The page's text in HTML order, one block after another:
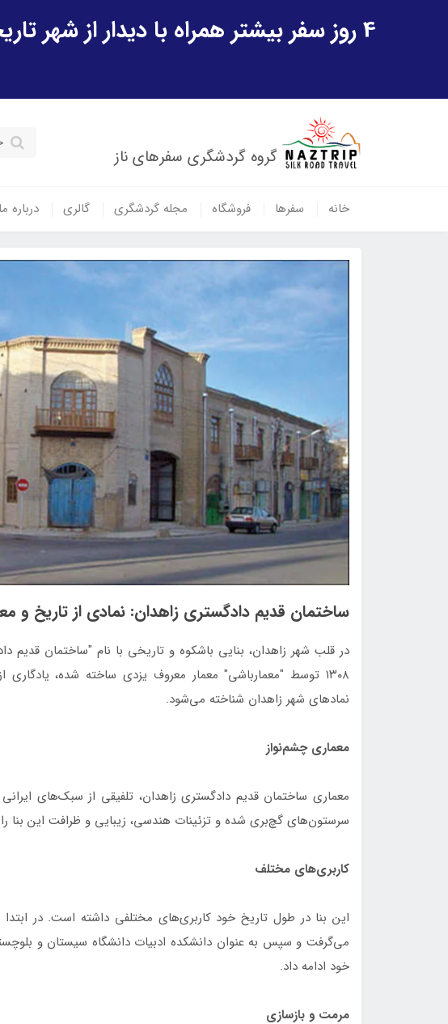
4 روز سفر بیشتر همراه با دیدار از شهر تاریخی خیوه و یک پرواز داخلی ازبکستان هدیه ویژه سفر شهریورماه
گروه گردشگری سفرهای ناز
خانه سفرها فروشگاه مجله گردشگری گالری درباره ما
ساختمان قديم دادگستري زاهدان: نمادی از تاریخ و
در قلب شهر زاهدان، بنایی باشکوه و تاریخی با نام "ساختمان قديم
۱۳۰۸ توسط "معمارباشی" معمار معروف یزدی ساخته شده،
نمادهای شهر زاهدان شناخته می‌شود.
معماری چشم‌نواز
معماری ساختمان قديم دادگستري زاهدان، تلفیقی از سبک‌های
سرستون‌های گچ‌بری شده و تزئینات هندسی، زیبایی و ظرافت این بنا
کاربری‌های مختلف
این بنا در طول تاریخ خود کاربری‌های مختلفی داشته است. در ابتدا
می‌گرفت و سپس به عنوان دانشکده ادبیات دانشگاه سیستان و
خود ادامه داد.
مرمت و بازسازی